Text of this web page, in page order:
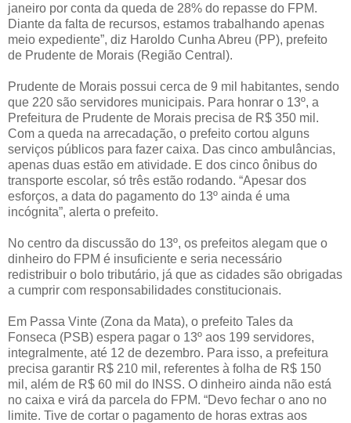
janeiro por conta da queda de 28% do repasse do FPM.
Diante da falta de recursos, estamos trabalhando apenas
meio expediente”, diz Haroldo Cunha Abreu (PP), prefeito
de Prudente de Morais (Região Central).
Prudente de Morais possui cerca de 9 mil habitantes, sendo
que 220 são servidores municipais. Para honrar o 13º, a
Prefeitura de Prudente de Morais precisa de R$ 350 mil.
Com a queda na arrecadação, o prefeito cortou alguns
serviços públicos para fazer caixa. Das cinco ambulâncias,
apenas duas estão em atividade. E dos cinco ônibus do
transporte escolar, só três estão rodando. “Apesar dos
esforços, a data do pagamento do 13º ainda é uma
incógnita”, alerta o prefeito.
No centro da discussão do 13º, os prefeitos alegam que o
dinheiro do FPM é insuficiente e seria necessário
redistribuir o bolo tributário, já que as cidades são obrigadas
a cumprir com responsabilidades constitucionais.
Em Passa Vinte (Zona da Mata), o prefeito Tales da
Fonseca (PSB) espera pagar o 13º aos 199 servidores,
integralmente, até 12 de dezembro. Para isso, a prefeitura
precisa garantir R$ 210 mil, referentes à folha de R$ 150
mil, além de R$ 60 mil do INSS. O dinheiro ainda não está
no caixa e virá da parcela do FPM. “Devo fechar o ano no
limite. Tive de cortar o pagamento de horas extras aos